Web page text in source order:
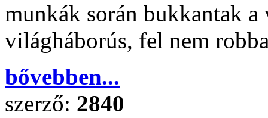
munkák során bukkantak
világháborús, fel nem
bővebben...
szerző: 2840